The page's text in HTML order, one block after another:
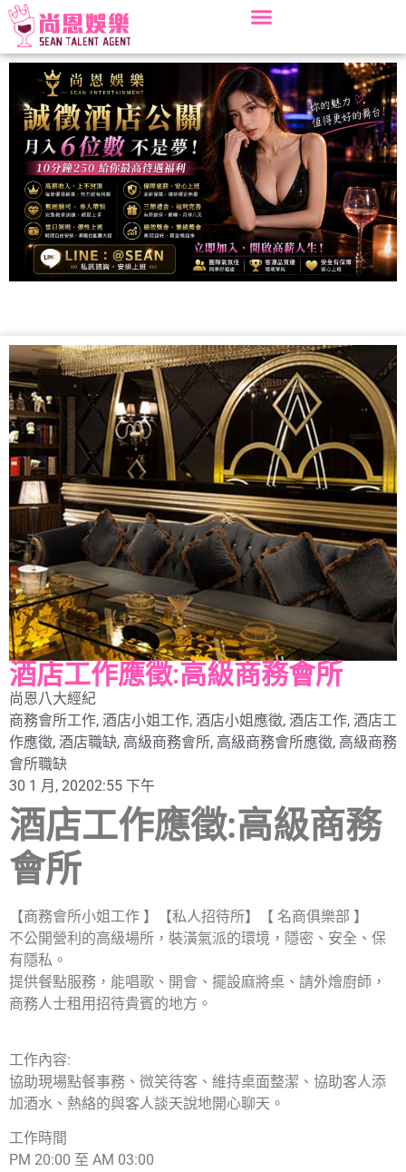
酒店工作應徵:高級商務會所
尚恩八大經紀
商務會所工作, 酒店小姐工作, 酒店小姐應徵, 酒店工作, 酒店工
作應徵, 酒店職缺, 高級商務會所, 高級商務會所應徵, 高級商務
會所職缺
30 1 月, 20202:55 下午
酒店工作應徵:高級商務
會所
【商務會所小姐工作 】​【私人招待所】【 名商俱樂部 】
不公開營利的高級場所，裝潢氣派的環境，隱密、安全、保
有隱私。
提供餐點服務，能唱歌、開會、擺設麻將桌、請外燴廚師，
商務人士租用招待貴賓的地方。
工作內容:
協助現場點餐事務、微笑待客、維持桌面整潔、協助客人添
加酒水、熱絡的與客人談天說地開心聊天。
工作時間
PM 20:00 至 AM 03:00